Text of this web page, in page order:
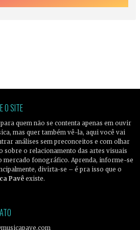
O SITE
quem não se contenta apenas em ouvir
mas quer também vê-la, aqui você vai
análises sem preconceitos e com olhar
sobre o relacionamento das artes visuais
mercado fonográfico. Aprenda, informe-se
divirta-se – é pra isso que o
Pavê existe.